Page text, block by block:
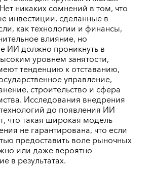
никаких сомнений в том, что
инвестиции, сделанные в
как технологии и финансы,
влияние, но
ИИ должно проникнуть в
уровнем занятости,
тенденцию к отставанию,
управление,
строительство и сфера
Исследования внедрения
до появления ИИ
что такая широкая модель
не гарантирована, что если
предоставить воле рыночных
или даже вероятно
в результатах.